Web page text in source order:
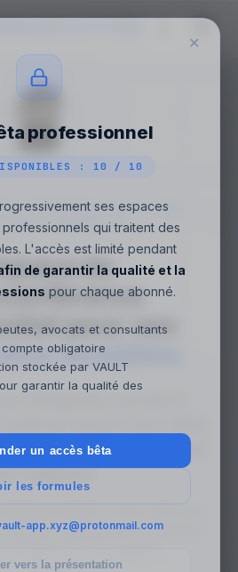
✕
professionnel
: 10 / 10
ses espaces
qui traitent des
L'accès est limité pendant
de garantir la qualité et la
pour chaque abonné.
avocats et consultants
obligatoire
stockée par VAULT
garantir la qualité des
un accès bêta
les formules
app.xyz@protonmail.com
vers la présentation
CONFIDENTIELLE POUR
VOUS SENSIBLES
de
pour vos
sensibles.
thérapeutes, avocats et
temporaire et sans compte
obligatoire.
intégrée. Opérationnel en quelques